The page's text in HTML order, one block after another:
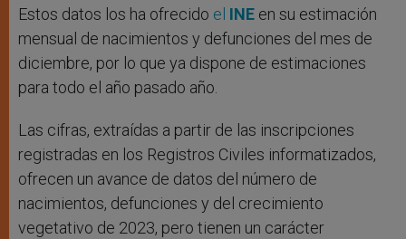
Estos datos los ha ofrecido el INE en su estimación
mensual de nacimientos y defunciones del mes de
diciembre, por lo que ya dispone de estimaciones
para todo el año pasado año.
Las cifras, extraídas a partir de las inscripciones
registradas en los Registros Civiles informatizados,
ofrecen un avance de datos del número de
nacimientos, defunciones y del crecimiento
vegetativo de 2023, pero tienen un carácter